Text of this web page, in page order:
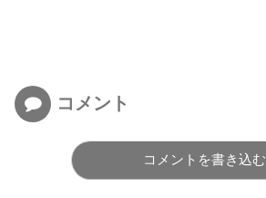
コメント
コメントを書き込む